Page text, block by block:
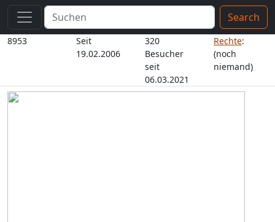
Search
8953
Seit
19.02.2006
320
Besucher
seit
06.03.2021
Rechte:
(noch
niemand)